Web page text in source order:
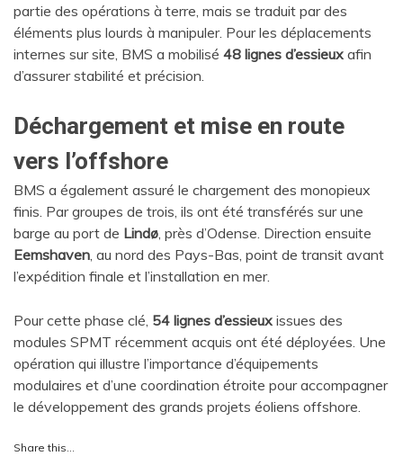
partie des opérations à terre, mais se traduit par des
éléments plus lourds à manipuler. Pour les déplacements
internes sur site, BMS a mobilisé 48 lignes d’essieux afin
d’assurer stabilité et précision.
Déchargement et mise en route
vers l’offshore
BMS a également assuré le chargement des monopieux
finis. Par groupes de trois, ils ont été transférés sur une
barge au port de Lindø, près d’Odense. Direction ensuite
Eemshaven, au nord des Pays-Bas, point de transit avant
l’expédition finale et l’installation en mer.
Pour cette phase clé, 54 lignes d’essieux issues des
modules SPMT récemment acquis ont été déployées. Une
opération qui illustre l’importance d’équipements
modulaires et d’une coordination étroite pour accompagner
le développement des grands projets éoliens offshore.
Share this…